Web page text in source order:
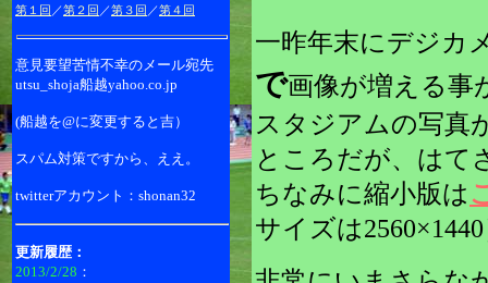
第１回 ／第２回 ／第３回 ／第４回
意見要望苦情不幸のメール宛先
utsu_shoja船越yahoo.co.jp
(船越を@に変更すると吉）
スパム対策ですから、ええ。
twitterアカウント：shonan32
更新履歴：
2013/2/28 ：
一昨年末にデジカ
で画像が増える事
スタジアムの写真
ところだが、は
ちなみに縮小版は
サイズは